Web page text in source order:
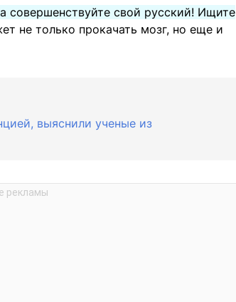
совершенствуйте свой русский! Ищите
не только прокачать мозг, но еще и
выяснили ученые из